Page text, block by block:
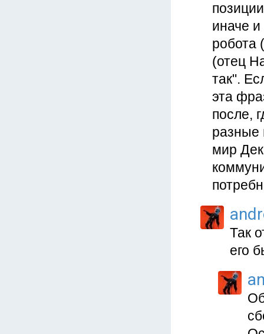
иначе
робота
(отец
так".
эта
после,
разные
мир
Так
его